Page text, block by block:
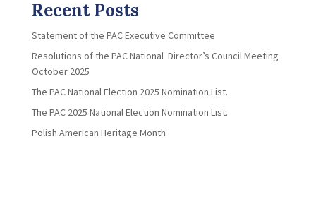
Recent Posts
Statement of the PAC Executive Committee
Resolutions of the PAC National Director’s Council Meeting
October 2025
The PAC National Election 2025 Nomination List.
The PAC 2025 National Election Nomination List.
Polish American Heritage Month